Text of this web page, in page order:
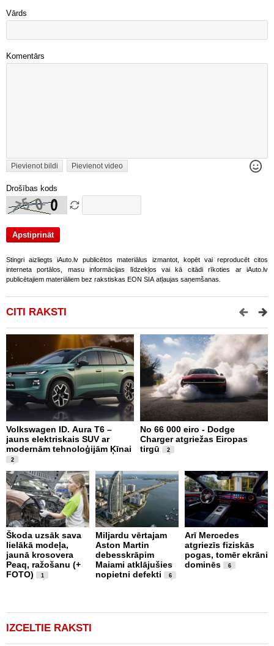
Vārds
Komentārs
Pievienot bildi Pievienot video
Drošības kods
Stingri aizliegts iAuto.lv publicētos materiālus izmantot, kopēt vai reproducēt citos
interneta portālos, masu informācijas līdzekļos vai kā citādi rīkoties ar iAuto.lv
publicētajiem materiāliem bez rakstiskas EON SIA atļaujas saņemšanas.
CITI RAKSTI
Volkswagen ID. Aura T6 –
jauns elektriskais SUV ar
modernām tehnoloģijām Ķīnai
2
No 66 000 eiro - Dodge
Charger atgriežas Eiropas
tirgū
2
Škoda uzsāk sava
lielākā modeļa,
jaunā krosovera
Peaq, ražošanu (+
FOTO)
1
Miljardu vērtajam
Aston Martin
debesskrāpim
Maiami atklājušies
nopietni defekti
6
Arī Mercedes
atgriezīs fiziskās
pogas, tomēr ekrāni
dominēs
6
IZCELTIE RAKSTI